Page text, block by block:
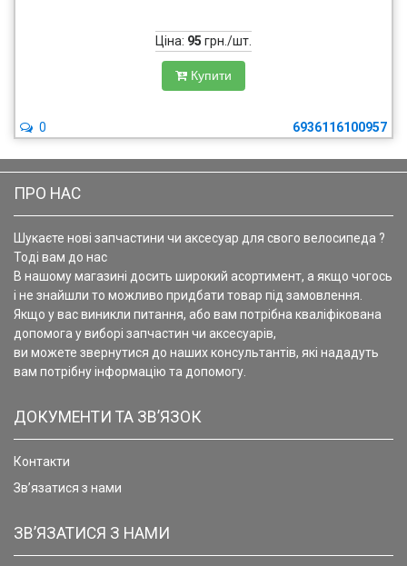
Ціна: 95 грн./шт.
Купити
6936116100957
0
ПРО НАС
Шукаєте нові запчастини чи аксесуар для свого велосипеда ?
Тоді вам до нас
В нашому магазині досить широкий асортимент, а якщо чогось
і не знайшли то можливо придбати товар під замовлення.
Якщо у вас виникли питання, або вам потрібна кваліфікована
допомога у виборі запчастин чи аксесуарів,
ви можете звернутися до наших консультантів, які нададуть
вам потрібну інформацію та допомогу.
ДОКУМЕНТИ ТА ЗВ’ЯЗОК
Контакти
Зв’язатися з нами
ЗВ’ЯЗАТИСЯ З НАМИ